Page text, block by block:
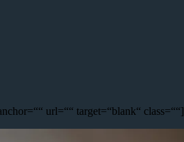
url=““ target=“blank“ class=““]